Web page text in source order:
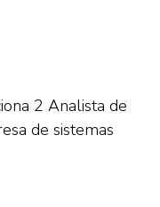
2 Analista de
de sistemas